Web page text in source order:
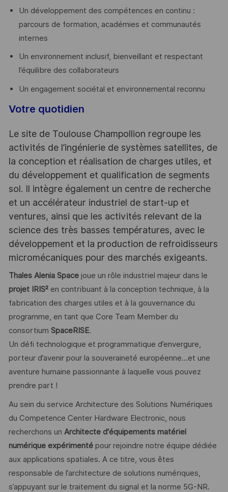
Un développement des compétences en continu :
parcours de formation, académies et communautés
internes
Un environnement inclusif, bienveillant et respectant
l’équilibre des collaborateurs
Un engagement sociétal et environnemental reconnu
Votre quotidien
Le site de Toulouse Champollion regroupe les
activités de l’ingénierie de systèmes satellites, de
la conception et réalisation de charges utiles, et
du développement et qualification de segments
sol. Il intègre également un centre de recherche
et un accélérateur industriel de start-up et
ventures, ainsi que les activités relevant de la
science des très basses températures, avec le
développement et la production de refroidisseurs
micromécaniques pour des marchés exigeants.
Thales Alenia Spacejoue un rôle industriel majeur dans le
projet IRIS²en contribuant à la conception technique, à la
fabrication des charges utiles et à la gouvernance du
programme, en tant que Core Team Member du
consortium SpaceRISE.
Un défi technologique et programmatique d’envergure,
porteur d’avenir pour la souveraineté européenne…et une
aventure humaine passionnante à laquelle vous pouvez
prendre part !
Au sein du service Architecture des Solutions Numériques
du Competence Center Hardware Electronic, nous
recherchons un Architecte d'équipements matériel
numérique expérimentépour rejoindre notre équipe dédiée
aux applications spatiales. A ce titre, vous êtes
responsable de l’architecture de solutions numériques,
s’appuyant sur le traitement du signal et la norme 5G-NR.